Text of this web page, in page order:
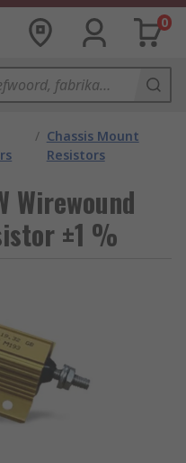
0
/ Chassis Mount
Resistors
Wirewound
±1 %